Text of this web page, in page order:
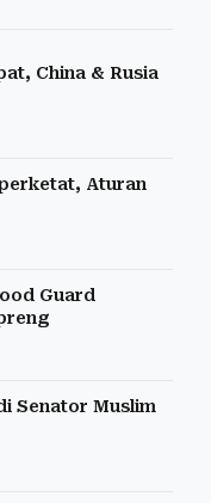
China & Rusia
Aturan
Guard
Senator Muslim